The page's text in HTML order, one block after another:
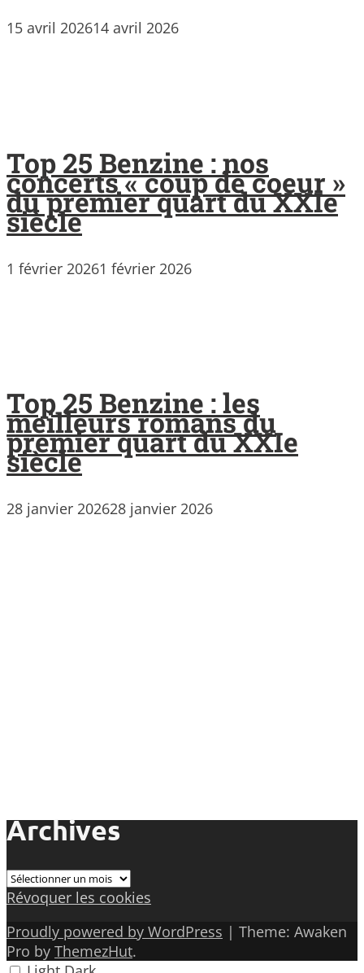
15 avril 202614 avril 2026
Top 25 Benzine : nos
concerts « coup de coeur »
du premier quart du XXIe
siècle
1 février 20261 février 2026
Top 25 Benzine : les
meilleurs romans du
premier quart du XXIe
siècle
28 janvier 202628 janvier 2026
Archives
Archives
Révoquer les cookies
Proudly powered by WordPress | Theme: Awaken
Pro by ThemezHut.